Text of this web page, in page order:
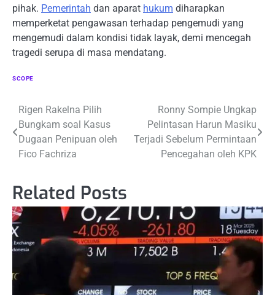
pihak. Pemerintah dan aparat hukum diharapkan
memperketat pengawasan terhadap pengemudi yang
mengemudi dalam kondisi tidak layak, demi mencegah
tragedi serupa di masa mendatang.
SCOPE
Navigasi
pos
Rigen Rakelna Pilih
Bungkam soal Kasus
Dugaan Penipuan oleh
Fico Fachriza
Ronny Sompie Ungkap
Pelintasan Harun Masiku
Terjadi Sebelum Permintaan
Pencegahan oleh KPK
Related Posts